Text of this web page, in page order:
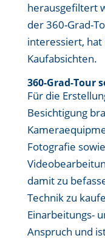
herausgefiltert
der 360-Grad-
interessiert, hat
Kaufabsichten.
360-Grad-Tour
Für die
Besichtigung
Fotografie
damit zu
Technik zu
Einarbeitungs-
Anspruch und